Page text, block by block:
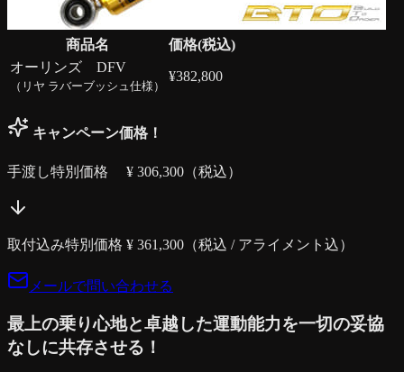
商品名
価格(税込)
オーリンズ DFV
（リヤ ラバーブッシュ仕様）
¥382,800
キャンペーン価格！
手渡し特別価格 ¥ 306,300 （税込）
取付込み特別価格 ¥ 361,300 （税込 / アライメント込）
メールで問い合わせる
最上の乗り心地と卓越した運動能力を一切の妥協
なしに共存させる！